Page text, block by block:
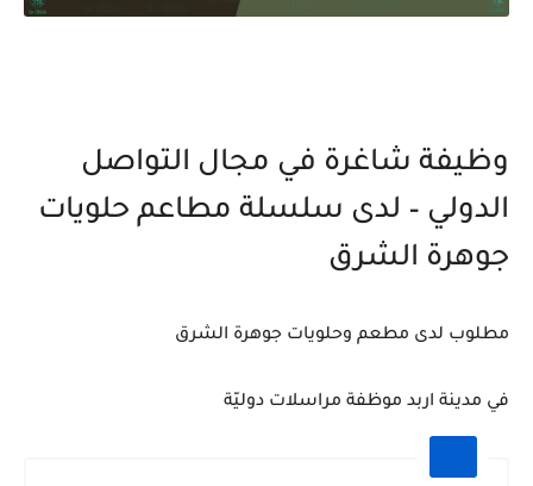
وظيفة شاغرة في مجال التواصل
الدولي – لدى سلسلة مطاعم حلويات
جوهرة الشرق
مطلوب لدى مطعم وحلويات جوهرة الشرق
في مدينة اربد موظفة مراسلات دوليّة